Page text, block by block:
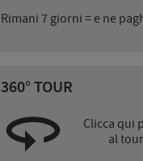
Rimani 7 giorni = e ne
360° TOUR
Clicca qui
al